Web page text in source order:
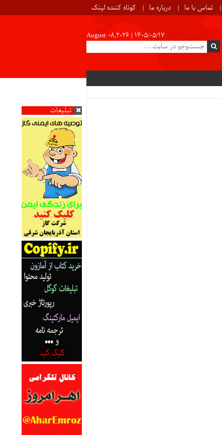
تماس با ما درباره ما کوتاه کننده لینک
August 08,2026 | ۱۴۰۵/۰۵/۱۷
تبلیغات